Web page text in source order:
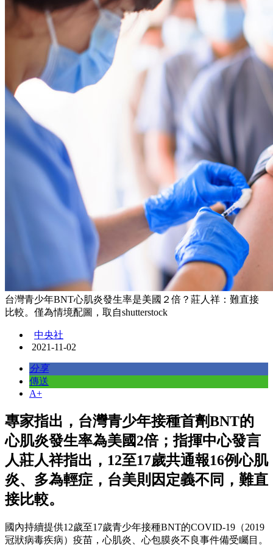
台灣青少年BNT心肌炎發生率是美國２倍？莊人祥：難直接
比較。僅為情境配圖，取自shutterstock
中央社
2021-11-02
分享
傳送
A+
專家指出，台灣青少年接種首劑BNT的
心肌炎發生率為美國2倍；指揮中心發言
人莊人祥指出，12至17歲共通報16例心肌
炎、多為輕症，台美則因定義不同，難直
接比較。
國內持續提供12歲至17歲青少年接種BNT的COVID-19（2019
冠狀病毒疾病）疫苗，心肌炎、心包膜炎不良事件備受矚目。